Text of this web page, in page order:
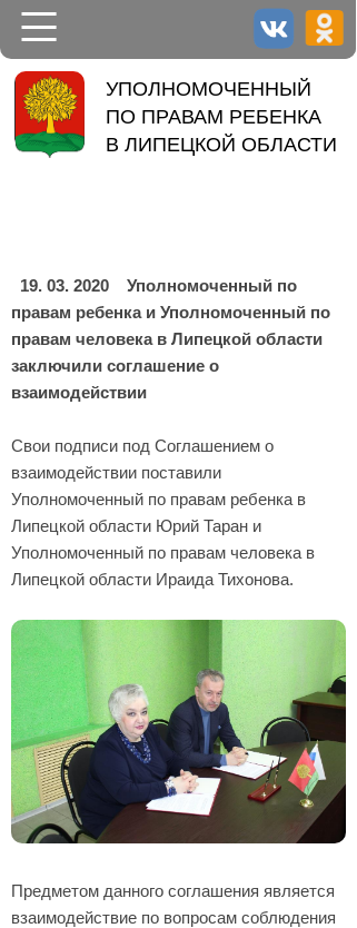
19. 03. 2020
Уполномоченный по
правам ребенка и Уполномоченный по
правам человека в Липецкой области
заключили соглашение о
взаимодействии
Свои подписи под Соглашением о
взаимодействии поставили
Уполномоченный по правам ребенка в
Липецкой области Юрий Таран и
Уполномоченный по правам человека в
Липецкой области Ираида Тихонова.
Предметом данного соглашения является
взаимодействие по вопросам соблюдения
УПОЛНОМОЧЕННЫЙ
ПО ПРАВАМ РЕБЕНКА
В ЛИПЕЦКОЙ ОБЛАСТИ
НОВОСТИ
УПОЛНОМОЧЕННЫЙ